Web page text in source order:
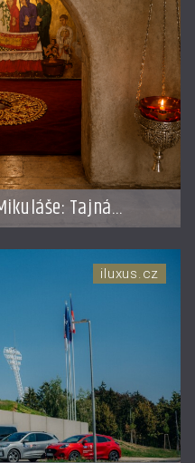
Tajná
relikvii do
iluxus.cz